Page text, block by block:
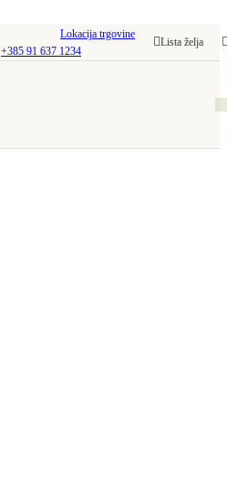
Lokacija trgovine
+385 91 637 1234
Lista želja